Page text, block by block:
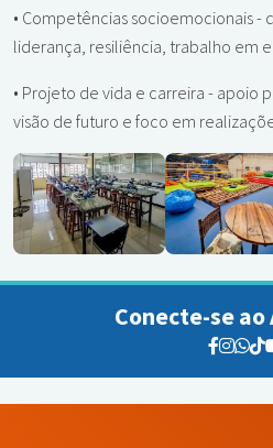
• Competências socioemocionais -
liderança, resiliência, trabalho em
• Projeto de vida e carreira - apoio
visão de futuro e foco em
Conecte-se ao